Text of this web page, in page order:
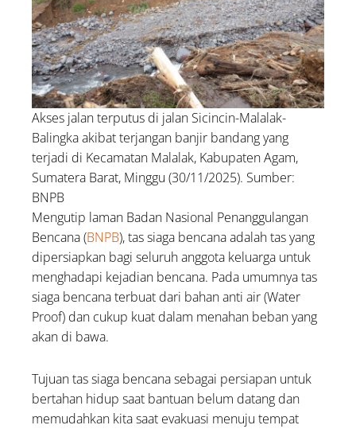
Akses jalan terputus di jalan Sicincin-Malalak-
Balingka akibat terjangan banjir bandang yang
terjadi di Kecamatan Malalak, Kabupaten Agam,
Sumatera Barat, Minggu (30/11/2025). Sumber:
BNPB
Mengutip laman Badan Nasional Penanggulangan
Bencana (BNPB), tas siaga bencana adalah tas yang
dipersiapkan bagi seluruh anggota keluarga untuk
menghadapi kejadian bencana. Pada umumnya tas
siaga bencana terbuat dari bahan anti air (Water
Proof) dan cukup kuat dalam menahan beban yang
akan di bawa.
Tujuan tas siaga bencana sebagai persiapan untuk
bertahan hidup saat bantuan belum datang dan
memudahkan kita saat evakuasi menuju tempat